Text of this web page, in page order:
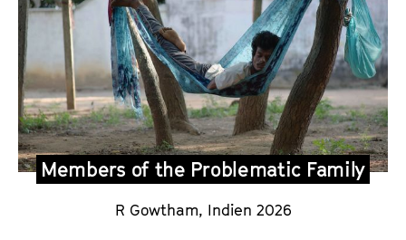
Members of the Problematic Family
R Gowtham, Indien 2026